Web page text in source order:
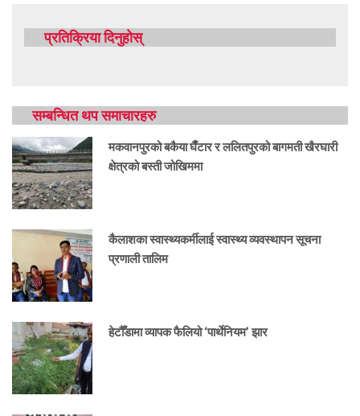
प्रतिक्रिया दिनुहोस्
सम्बन्धित थप समाचारहरु
मकवानपुरको बकैया घैँटार र ललितपुरको बागमती खैरघारी
क्षेत्रको बस्ती जोखिममा
कैलाशका स्वास्थ्यकर्मीलाई स्वास्थ्य व्यवस्थापन सूचना
प्रणाली तालिम
हेटौँडामा व्यापक फैलियो ‘पार्थेनियम’ झार